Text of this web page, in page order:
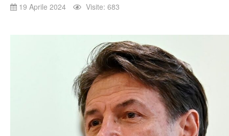
19 Aprile 2024 Visite: 683